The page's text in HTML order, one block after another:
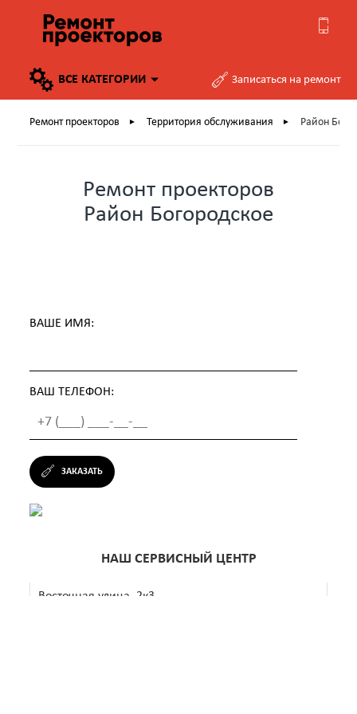
ВСЕ КАТЕГОРИИ Записаться на ремонт
Ремонт проекторов ► Территория обслуживания ► Район
Ремонт проекторов
Район Богородское
ВАШЕ ИМЯ:
ВАШ ТЕЛЕФОН:
ЗАКАЗАТЬ
НАШ СЕРВИСНЫЙ ЦЕНТР
Восточная улица, 2к3